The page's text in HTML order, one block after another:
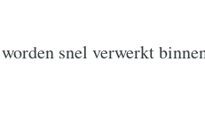
snel verwerkt